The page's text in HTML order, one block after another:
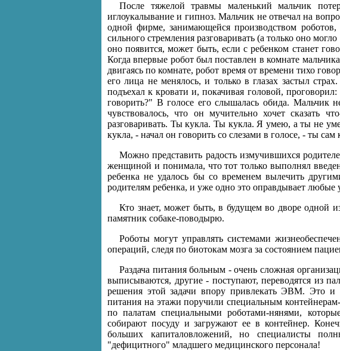
После тяжелой травмы маленький мальчик
иглоукалывание и гипноз. Мальчик не отвечал на
одной фирме, занимающейся производством
сильного стремления разговаривать (а только оно
оно появится, может быть, если с ребенком станет
Когда впервые робот был поставлен в комнате
двигаясь по комнате, робот время от времени тихо
его лица не менялось, и только в глазах застыл
подъехал к кровати и, покачивая головой,
говорить?" В голосе его слышалась обида. Мальчик
чувствовалось, что он мучительно хочет сказать
разговаривать. Ты кукла. Ты кукла. Я умею, а ты не
кукла, - начал он говорить со слезами в голосе, - ты сам
Можно представить радость измучившихся
женщиной и понимала, что тот только выполнял
ребенка не удалось бы со временем вылечить
родителям ребенка, и уже одно это оправдывает любые
Кто знает, может быть, в будущем во дворе одной
памятник собаке-поводырю.
Роботы могут управлять системами
операций, следя по биотокам мозга за состоянием
Раздача питания больным - очень сложная
выписываются, другие - поступают, переводятся из
решения этой задачи впору привлекать ЭВМ. Это и
питания на этажи поручили специальным
по палатам специальными роботами-нянями,
собирают посуду и загружают ее в контейнер.
больших капиталовложений, но специалисты
"дефицитного" младшего медицинского персонала!